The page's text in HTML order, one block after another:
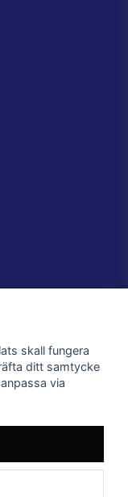
skall fungera
ditt samtycke
via